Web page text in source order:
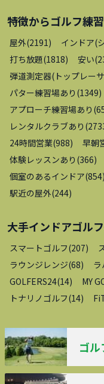
特徴からゴルフ練
屋外(2191) インドア(
打ち放題(1818) 安い(
弾道測定器(トップレー
パター練習場あり (1349)
アプローチ練習場あり (
レンタルクラブあり (
24時間営業(988) 早朝
体験レッスンあり (366)
個室のあるインドア(854)
駅近の屋外(244)
大手インドアゴル
スマートゴルフ(207)
ラウンジレンジ(68) ラ
GOLFERS24(14) MY
トナリノゴルフ(14)
ゴ